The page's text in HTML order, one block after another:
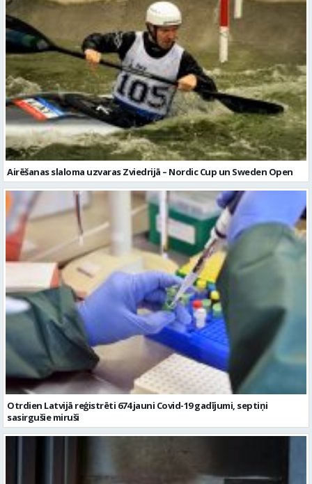
Airēšanas slaloma uzvaras Zviedrijā – Nordic Cup un Sweden Open
Otrdien Latvijā reģistrēti 674 jauni Covid-19 gadījumi, septiņi
sasirgušie miruši